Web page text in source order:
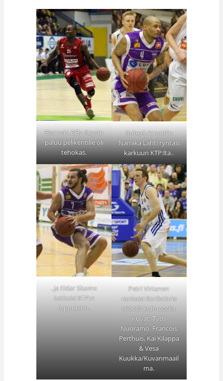
Bisonsin Billy Keysin
paluu pelikentille oli
tehokas.
Robert Arnoldin
Namika Lahti ryntäsi
karkuun KTP:lta..
..ja Eldar Skamo
katkaisi KTP:n
loppukirin.
Petri Virtanen
rankaisi Korikobria
viidellä kolmosella.
Kuvat: Tytti
Nuoramo, Francois
Perthuis, Kai Kilappa
& Vesa
Kuukka/Kuvanmaail
ma.